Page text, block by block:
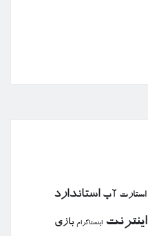
استارت آپ استاندارد
اینترنت اینستاگرام بازی